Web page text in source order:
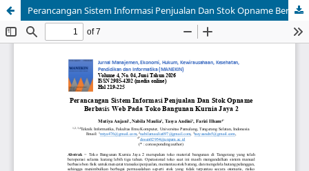
Perancangan Sistem Informasi Penjualan Dan Stok Opname Berbasis Web Pada Toko Bangunan Kurnia Jaya 2